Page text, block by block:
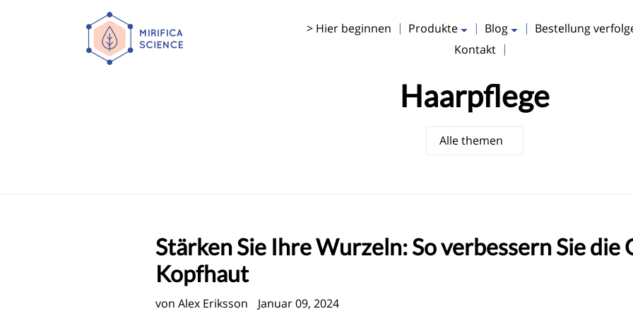
> Hier beginnen Produkte ausklappen
Blog ausklappen
Bestellung
Kontakt
Haarpflege
Stärken Sie Ihre Wurzeln: So verbessern Sie die
Kopfhaut
von Alex Eriksson Januar 09, 2024